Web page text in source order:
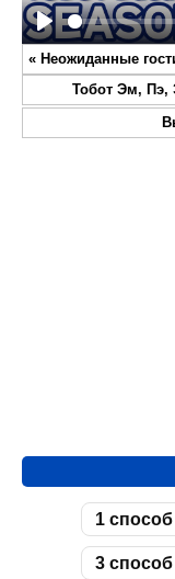
Play
« Неожиданные
Тобот Эм, Пэ,
1 способ
3 способ